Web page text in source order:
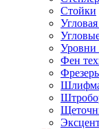
Стойки
Уровни
Фен